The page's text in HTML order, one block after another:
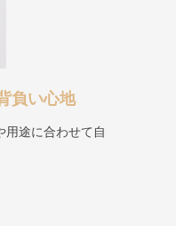
負い心地
用途に合わせて自